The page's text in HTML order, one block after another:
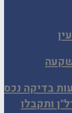
בדיקה נכס
ותקבלו